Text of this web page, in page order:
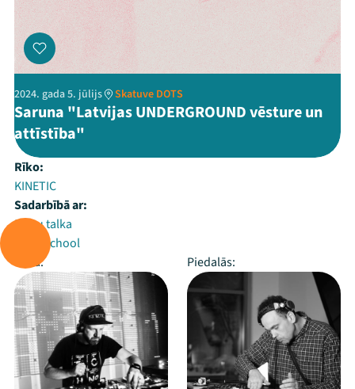
2024. gada 5. jūlijs Skatuve DOTS
Saruna "Latvijas UNDERGROUND vēsture un
attīstība"
Rīko:
KINETIC
Sadarbībā ar:
Balsu talka
NightSchool
Vada:
Piedalās: